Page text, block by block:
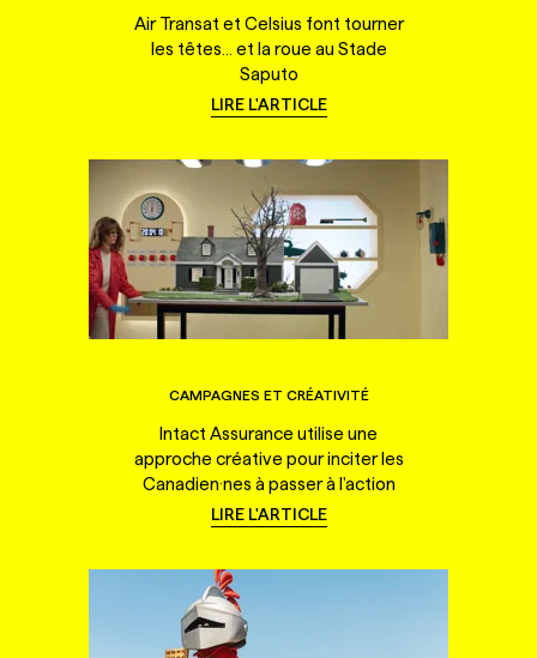
Air Transat et Celsius font tourner
les têtes... et la roue au Stade
Saputo
LIRE L'ARTICLE
CAMPAGNES ET CRÉATIVITÉ
Intact Assurance utilise une
approche créative pour inciter les
Canadien·nes à passer à l'action
LIRE L'ARTICLE